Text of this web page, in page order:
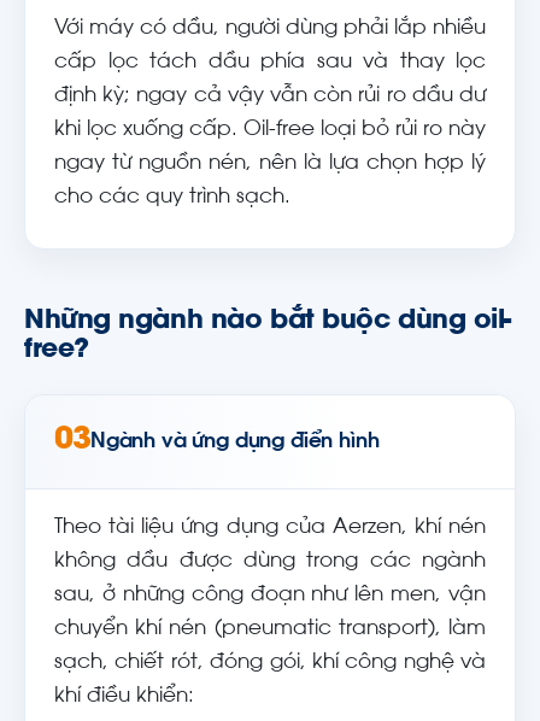
Với máy có dầu, người dùng phải lắp nhiều
cấp lọc tách dầu phía sau và thay lọc
định kỳ; ngay cả vậy vẫn còn rủi ro dầu dư
khi lọc xuống cấp. Oil-free loại bỏ rủi ro này
ngay từ nguồn nén, nên là lựa chọn hợp lý
cho các quy trình sạch.
Những ngành nào bắt buộc dùng oil-
free?
03Ngành và ứng dụng điển hình
Theo tài liệu ứng dụng của Aerzen, khí nén
không dầu được dùng trong các ngành
sau, ở những công đoạn như lên men, vận
chuyển khí nén (pneumatic transport), làm
sạch, chiết rót, đóng gói, khí công nghệ và
khí điều khiển: